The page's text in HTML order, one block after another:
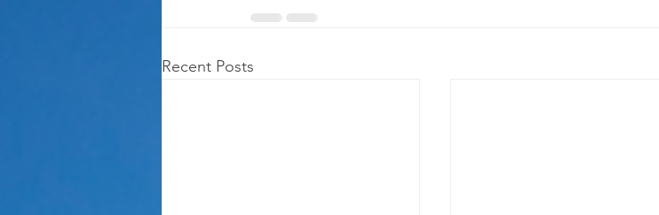
Recent Posts